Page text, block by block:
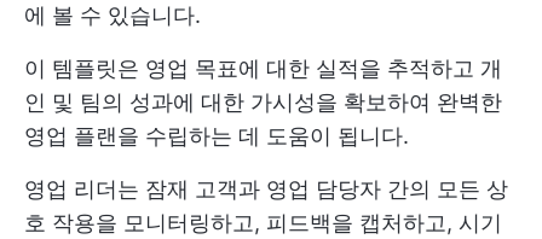
에 볼 수 있습니다.
이 템플릿은 영업 목표에 대한 실적을 추적하고 개
인 및 팀의 성과에 대한 가시성을 확보하여 완벽한
영업 플랜을 수립하는 데 도움이 됩니다.
영업 리더는 잠재 고객과 영업 담당자 간의 모든 상
호 작용을 모니터링하고, 피드백을 캡처하고, 시기